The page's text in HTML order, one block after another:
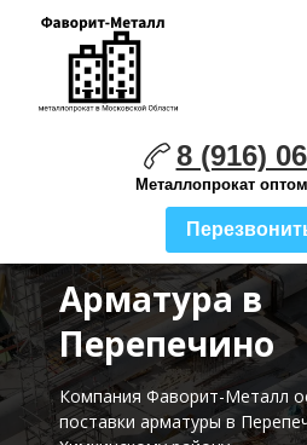
8 (916)
Металлопрокат
Арматура в
Перепечино
Компания Фаворит-Металл
поставки арматуры в